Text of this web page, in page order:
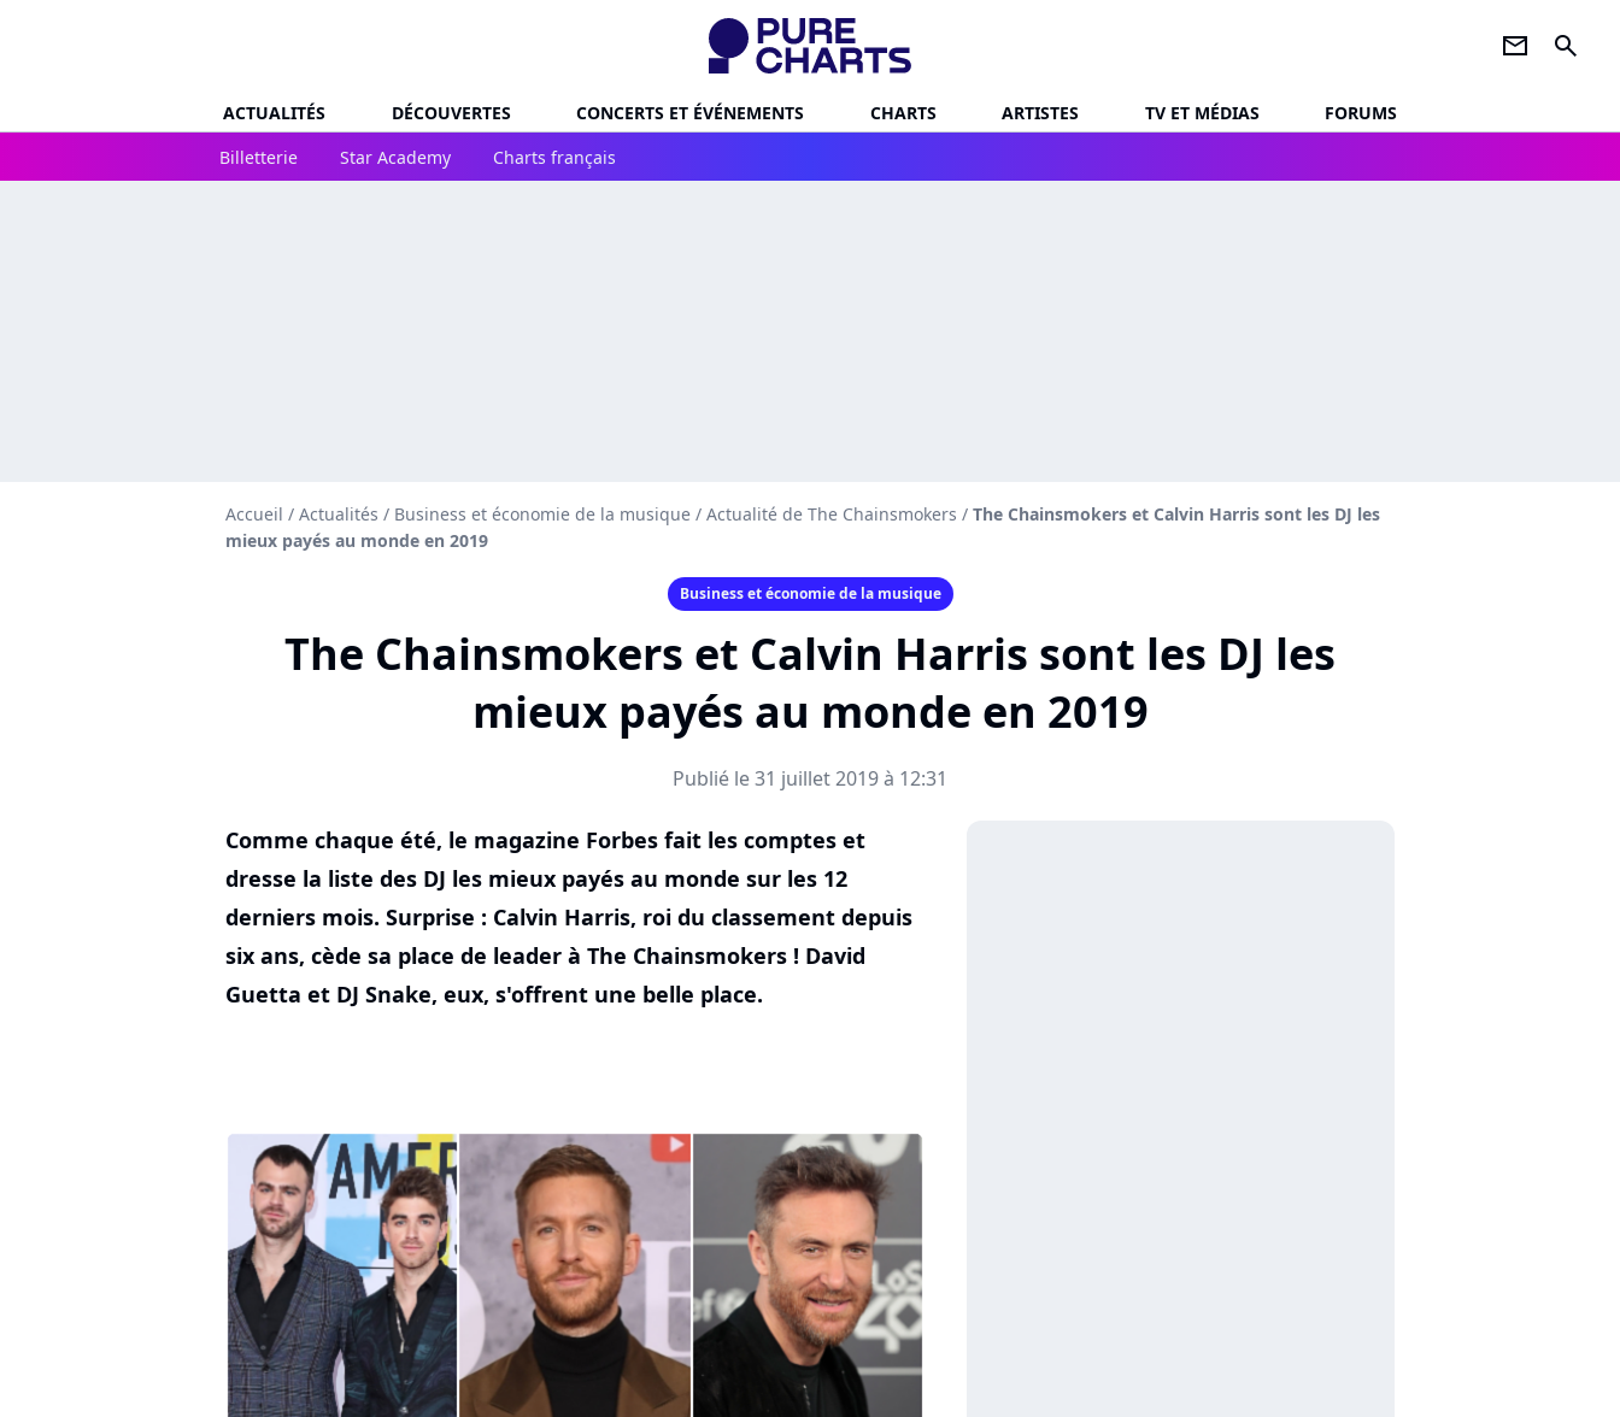
newsletter search
ACTUALITÉS DÉCOUVERTES CONCERTS ET ÉVÉNEMENTS CHARTS ARTISTES TV ET MÉDIAS
FORUMS
Billetterie
Star Academy Charts français
Accueil / Actualités / Business et économie de la musique / Actualité de The Chainsmokers / The Chainsmokers et Calvin Harris sont les DJ les
mieux payés au monde en 2019
Business et économie de la musique
The Chainsmokers et Calvin Harris sont les DJ les
mieux payés au monde en 2019
Publié le 31 juillet 2019 à 12:31
Comme chaque été, le magazine Forbes fait les comptes et
dresse la liste des DJ les mieux payés au monde sur les 12
derniers mois. Surprise : Calvin Harris, roi du classement depuis
six ans, cède sa place de leader à The Chainsmokers ! David
Guetta et DJ Snake, eux, s'offrent une belle place.